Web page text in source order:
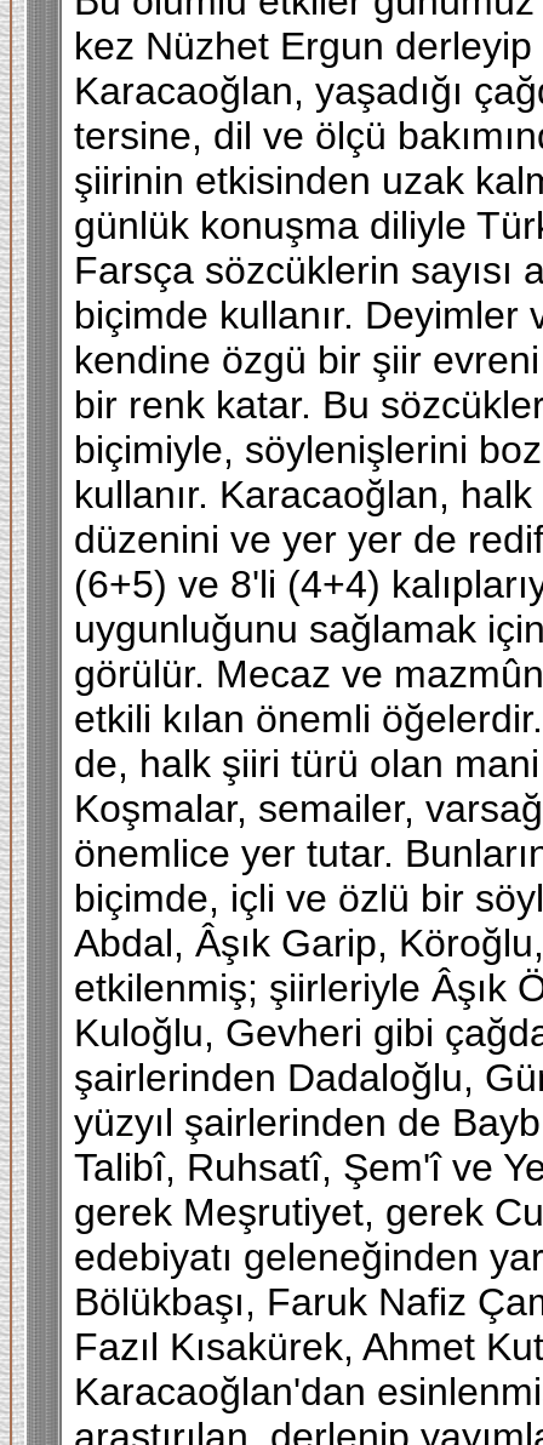
kez Nüzhet Ergun derleyip
Karacaoğlan, yaşadığı
tersine, dil ve ölçü
şiirinin etkisinden uzak
günlük konuşma diliyle
Farsça sözcüklerin sayısı
biçimde kullanır.
kendine özgü bir şiir
bir renk katar. Bu
biçimiyle, söylenişlerini
kullanır. Karacaoğlan,
düzenini ve yer yer de
(6+5) ve 8'li (4+4)
uygunluğunu sağlamak
görülür. Mecaz ve
etkili kılan önemli
de, halk şiiri türü olan
Koşmalar, semailer,
önemlice yer tutar.
biçimde, içli ve özlü bir
Abdal, Âşık Garip,
etkilenmiş; şiirleriyle Âşık
Kuloğlu, Gevheri gibi
şairlerinden Dadaloğlu,
yüzyıl şairlerinden de
Talibî, Ruhsatî, Şem'î ve
gerek Meşrutiyet, gerek
edebiyatı geleneğinden
Bölükbaşı, Faruk Nafiz
Fazıl Kısakürek, Ahmet
Karacaoğlan'dan